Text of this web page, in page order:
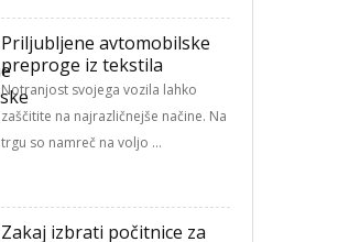
Priljubljene avtomobilske
preproge iz tekstila
Notranjost svojega vozila lahko
zaščitite na najrazličnejše načine. Na
trgu so namreč na voljo …
Zakaj izbrati počitnice za